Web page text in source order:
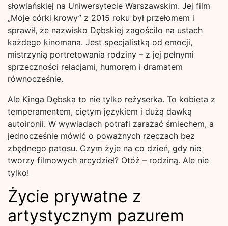
słowiańskiej na Uniwersytecie Warszawskim. Jej film
„Moje córki krowy” z 2015 roku był przełomem i
sprawił, że nazwisko Dębskiej zagościło na ustach
każdego kinomana. Jest specjalistką od emocji,
mistrzynią portretowania rodziny – z jej pełnymi
sprzeczności relacjami, humorem i dramatem
równocześnie.
Ale Kinga Dębska to nie tylko reżyserka. To kobieta z
temperamentem, ciętym językiem i dużą dawką
autoironii. W wywiadach potrafi zarażać śmiechem, a
jednocześnie mówić o poważnych rzeczach bez
zbędnego patosu. Czym żyje na co dzień, gdy nie
tworzy filmowych arcydzieł? Otóż – rodziną. Ale nie
tylko!
Życie prywatne z
artystycznym pazurem